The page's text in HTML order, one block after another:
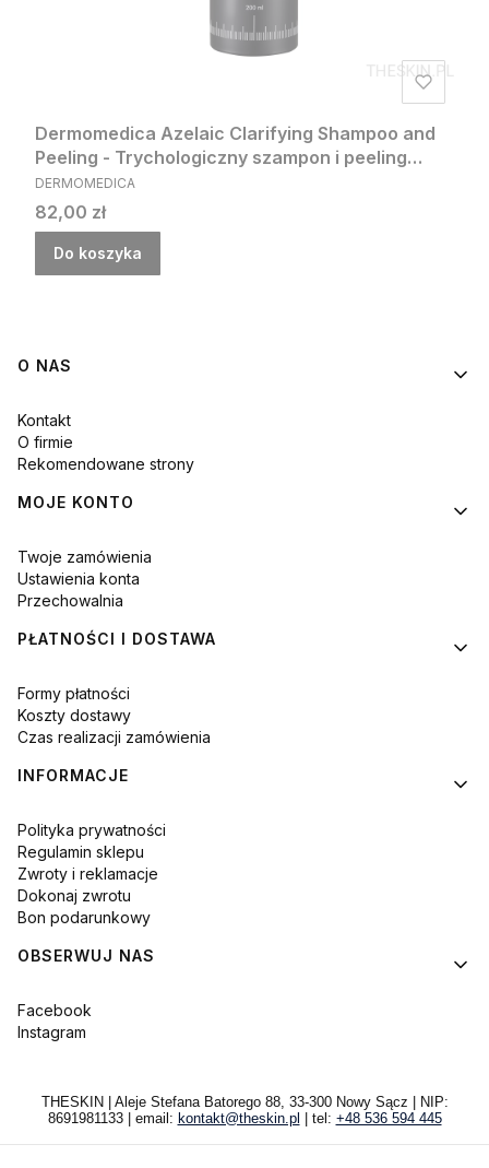
Dermomedica Azelaic Clarifying Shampoo and
Peeling - Trychologiczny szampon i peeling
oczyszczający 200 ml
PRODUCENT
DERMOMEDICA
Cena
82,00 zł
Do koszyka
Linki w stopce
O NAS
Kontakt
O firmie
Rekomendowane strony
MOJE KONTO
Twoje zamówienia
Ustawienia konta
Przechowalnia
PŁATNOŚCI I DOSTAWA
Formy płatności
Koszty dostawy
Czas realizacji zamówienia
INFORMACJE
Polityka prywatności
Regulamin sklepu
Zwroty i reklamacje
Dokonaj zwrotu
Bon podarunkowy
OBSERWUJ NAS
Facebook
Instagram
THESKIN | Aleje Stefana Batorego 88, 33-300 Nowy Sącz | NIP:
8691981133 | email: kontakt@theskin.pl | tel: +48 536 594 445